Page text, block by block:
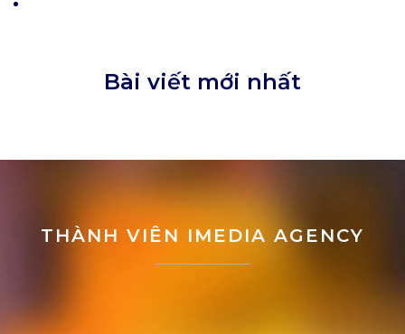
Bài viết mới nhất
THÀNH VIÊN IMEDIA AGENCY